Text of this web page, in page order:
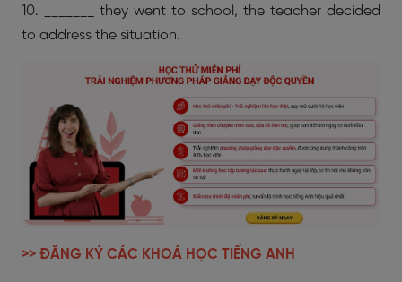
10. _______ they went to school, the teacher decided
to address the situation.
>> ĐĂNG KÝ CÁC KHOÁ HỌC TIẾNG ANH